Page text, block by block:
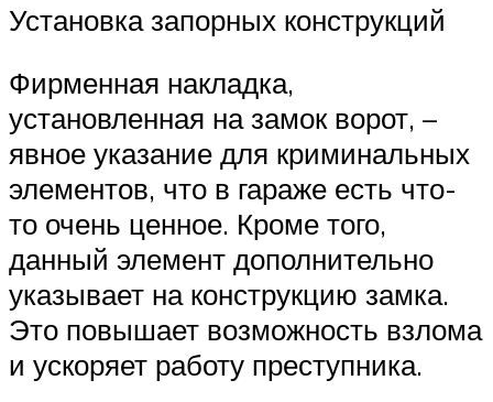
Установка запорных конструкций
Фирменная накладка,
установленная на замок ворот, –
явное указание для криминальных
элементов, что в гараже есть что-
то очень ценное. Кроме того,
данный элемент дополнительно
указывает на конструкцию замка.
Это повышает возможность взлома
и ускоряет работу преступника.